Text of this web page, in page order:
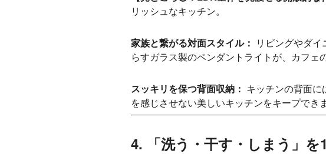
リッシュなキッチン。
家族と繋がる対面スタイル： リビングやダ
らすガラス製のペンダントライトが、カフェ
スッキリを保つ背面収納： キッチンの背面
を感じさせない美しいキッチンをキープできま
4. 「洗う・干す・しまう」